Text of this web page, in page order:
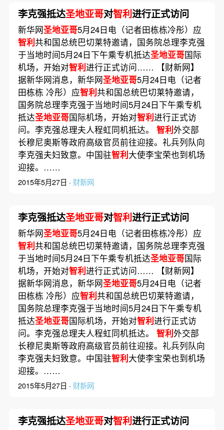
李克强抵达圣地亚哥对智利进行正式访问
新华网圣地亚哥5月24日电（记者田栋栋冷彤）应
智利共和国总统巴切莱特邀请，国务院总理李克强
于当地时间5月24日下午乘专机抵达圣地亚哥国际
机场，开始对智利进行正式访问…… 【财新网】
据新华网消息，新华网圣地亚哥5月24日电（记者
田栋栋 冷彤）应智利共和国总统巴切莱特邀请，
国务院总理李克强于当地时间5月24日下午乘专机
抵达圣地亚哥国际机场，开始对智利进行正式访
问。李克强总理夫人程虹同机抵达。 智利外交部
长穆尼奥斯等政府高级官员前往迎接。礼兵列队向
李克强夫妇致意。中国驻智利大使李宝荣也到机场
迎接。……
2015年5月27日 · 财新网
李克强抵达圣地亚哥对智利进行正式访问
新华网圣地亚哥5月24日电（记者田栋栋冷彤）应
智利共和国总统巴切莱特邀请，国务院总理李克强
于当地时间5月24日下午乘专机抵达圣地亚哥国际
机场，开始对智利进行正式访问…… 【财新网】
据新华网消息，新华网圣地亚哥5月24日电（记者
田栋栋 冷彤）应智利共和国总统巴切莱特邀请，
国务院总理李克强于当地时间5月24日下午乘专机
抵达圣地亚哥国际机场，开始对智利进行正式访
问。李克强总理夫人程虹同机抵达。 智利外交部
长穆尼奥斯等政府高级官员前往迎接。礼兵列队向
李克强夫妇致意。中国驻智利大使李宝荣也到机场
迎接。……
2015年5月27日 · 财新网
李克强抵达圣地亚哥对智利进行正式访问